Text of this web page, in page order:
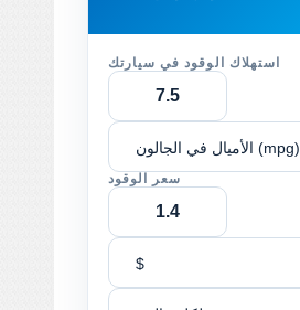
استهلاك الوقود في سيارتك
الأميال في الجالون (mpg)
سعر الوقود
$